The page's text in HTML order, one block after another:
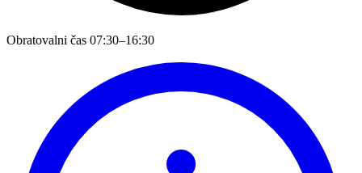
Obratovalni čas 07:30–16:30